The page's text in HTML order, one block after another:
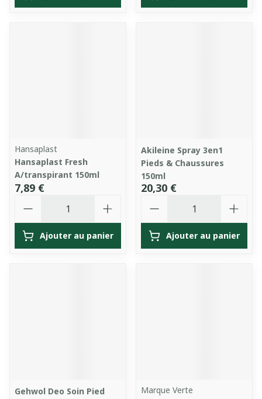
Hansaplast
Hansaplast Fresh
A/transpirant 150ml
7,89 €
Ajouter au panier
Akileine Spray 3en1
Pieds & Chaussures
150ml
20,30 €
Ajouter au panier
Gehwol Deo Soin Pied
Marque Verte